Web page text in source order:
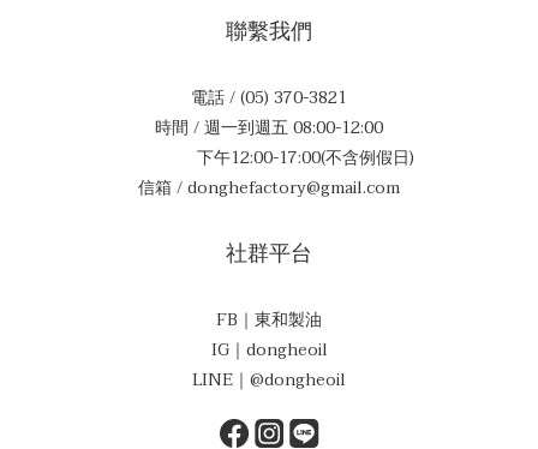
聯繫我們
電話 / (05) 370-3821
時間 / 週一到週五 08:00-12:00
下午12:00-17:00(不含例假日)
信箱 / donghefactory@gmail.com
社群平台
FB｜東和製油
IG｜dongheoil
LINE｜@dongheoil